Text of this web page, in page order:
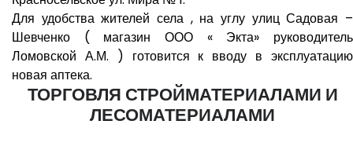
Для удобства жителей села , на углу улиц Садовая –
Шевченко ( магазин ООО « Экта» руководитель
Ломовской А.М. ) готовится к вводу в эксплуатацию
новая аптека.
ТОРГОВЛЯ СТРОЙМАТЕРИАЛАМИ И
ЛЕСОМАТЕРИАЛАМИ